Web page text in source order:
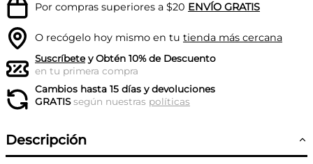
Por compras superiores a $20 ENVÍO GRATIS
O recógelo hoy mismo en tu tienda más cercana
Suscríbetey Obtén 10% de Descuento
en tu primera compra
Cambios hasta 15 días y devoluciones
GRATISsegún nuestras políticas
Descripción